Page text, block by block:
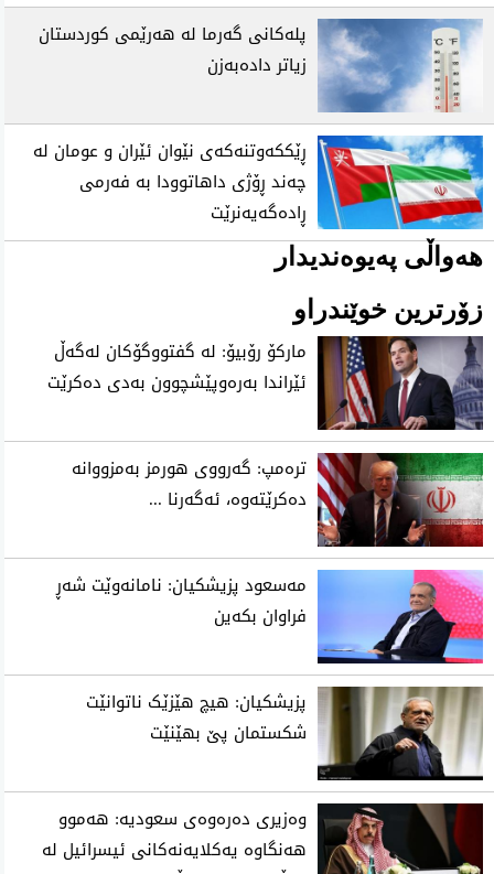
پلەکانی گەرما لە هەرێمی کوردستان
زیاتر دادەبەزن
ڕێککەوتنەکەی نێوان ئێران و عومان لە
چەند ڕۆژی داهاتوودا بە فەرمی
ڕادەگەیەنرێت
هەواڵی پەیوەندیدار
زۆرترین خوێندراو
ماركۆ رۆبیۆ: له‌ گفتووگۆكان له‌گه‌ڵ
ئێراندا به‌ره‌وپێشچوون به‌دی ده‌كرێت
تره‌مپ: گه‌رووی هورمز به‌مزووانه‌
ده‌كرێته‌وه‌، ئه‌گه‌رنا ...
مەسعود پزیشکیان: نامانەوێت شەڕ
فراوان بکەین
پزیشکیان: هیچ هێزێک ناتوانێت
شکستمان پێ بهێنێت
وەزیری دەرەوەی سعودیە: هەموو
هەنگاوە یەکلایەنەکانی ئیسرائیل لە